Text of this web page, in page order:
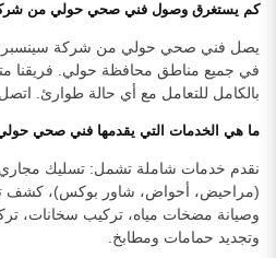
كم يستغرق وصول فني صحي حولي من
في جميع مناطق محافظة حولي. فريقنا
بالكامل للتعامل مع أي حالة طوارئ. اتصل الآن:
ما هي الخدمات التي يقدمها فني صحي
نقدم خدمات شاملة تشمل: تسليك
(مراحيض، أحواض، شاور بوكس)، كشف
وصيانة مضخات مياه، تركيب سخانات،
وتجديد حمامات ومطابخ.